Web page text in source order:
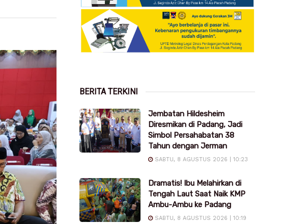
BERITA TERKINI
Jembatan Hildesheim
Diresmikan di Padang, Jadi
Simbol Persahabatan 38
Tahun dengan Jerman
SABTU, 8 AGUSTUS 2026 | 10:23
Dramatis! Ibu Melahirkan di
Tengah Laut Saat Naik KMP
Ambu-Ambu ke Padang
SABTU, 8 AGUSTUS 2026 | 10:19